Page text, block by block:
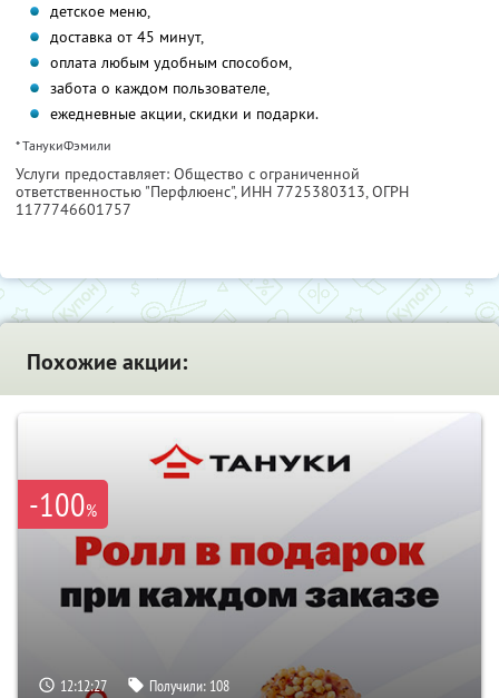
детское меню,
доставка от 45 минут,
оплата любым удобным способом,
забота о каждом пользователе,
ежедневные акции, скидки и подарки.
* ТанукиФэмили
Услуги предоставляет: Общество с ограниченной
ответственностью "Перфлюенс", ИНН 7725380313, ОГРН
1177746601757
Похожие акции:
-100%
12:12:27 Получили: 108